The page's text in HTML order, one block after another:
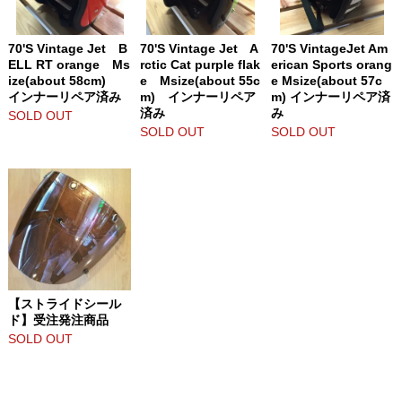
70'S Vintage Jet B
ELL RT orange Ms
ize(about 58cm)
インナーリペア済み
SOLD OUT
70'S Vintage Jet A
rctic Cat purple flak
e Msize(about 55c
m) インナーリペア
済み
SOLD OUT
70'S VintageJet Am
erican Sports orang
e Msize(about 57c
m) インナーリペア済
み
SOLD OUT
【ストライドシール
ド】受注発注商品
SOLD OUT